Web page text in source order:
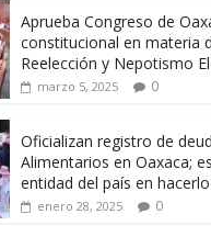
Aprueba Congreso de
constitucional en materia
Reelección y Nepotismo
marzo 5, 2025 0
Oficializan registro de
Alimentarios en Oaxaca;
entidad del país en hacerlo
enero 28, 2025 0